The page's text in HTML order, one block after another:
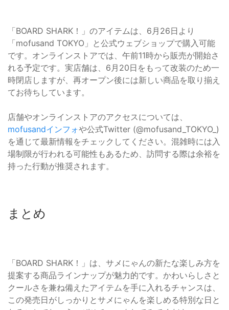
「BOARD SHARK！」のアイテムは、6月26日より
「mofusand TOKYO」と公式ウェブショップで購入可能
です。オンラインストアでは、午前11時から販売が開始さ
れる予定です。実店舗は、6月20日をもって改装のため一
時閉店しますが、再オープン後には新しい商品を取り揃え
てお待ちしています。
店舗やオンラインストアのアクセスについては、
mofusandインフォや公式Twitter (@mofusand_TOKYO_)
を通じて最新情報をチェックしてください。混雑時には入
場制限が行われる可能性もあるため、訪問する際は余裕を
持った行動が推奨されます。
まとめ
「BOARD SHARK！」は、サメにゃんの新たな楽しみ方を
提案する商品ラインナップが魅力的です。かわいらしさと
クールさを兼ね備えたアイテムを手に入れるチャンスは、
この発売日がしっかりとサメにゃんを楽しめる特別な日と